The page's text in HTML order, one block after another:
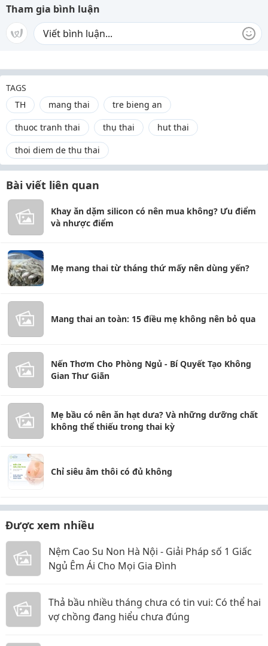
Tham gia bình luận
TAGS
TH
mang thai
tre bieng an
thuoc tranh thai
thụ thai
hut thai
thoi diem de thu thai
Bài viết liên quan
Khay ăn dặm silicon có nên mua không? Ưu điểm
và nhược điểm
Mẹ mang thai từ tháng thứ mấy nên dùng yến?
Mang thai an toàn: 15 điều mẹ không nên bỏ qua
Nến Thơm Cho Phòng Ngủ - Bí Quyết Tạo Không
Gian Thư Giãn
Mẹ bầu có nên ăn hạt dưa? Và những dưỡng chất
không thể thiếu trong thai kỳ
Chỉ siêu âm thôi có đủ không
Được xem nhiều
Nệm Cao Su Non Hà Nội - Giải Pháp số 1 Giấc
Ngủ Êm Ái Cho Mọi Gia Đình
Thả bầu nhiều tháng chưa có tin vui: Có thể hai
vợ chồng đang hiểu chưa đúng